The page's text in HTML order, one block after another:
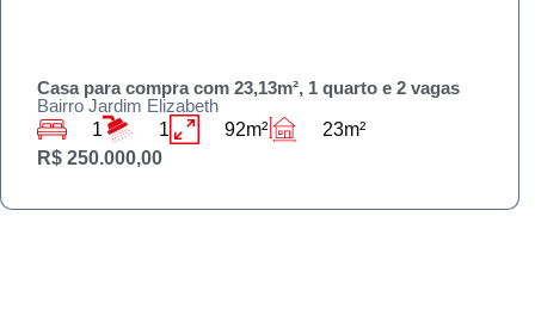
Casa para compra com 23,13m², 1 quarto e 2 vagas
Bairro Jardim Elizabeth
1
1 92m²
23m²
R$ 250.000,00